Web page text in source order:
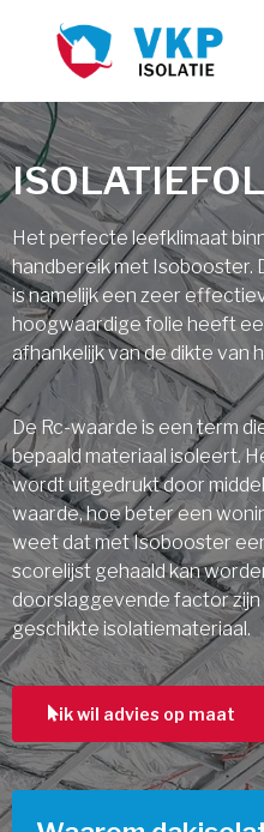
Het perfecte leefklimaat
handbereik met Isobooster.
is namelijk een zeer
hoogwaardige folie heeft
afhankelijk van de dikte van
De Rc-waarde is een term
bepaald materiaal isoleert.
wordt uitgedrukt door
waarde, hoe beter een
weet dat met Isobooster
scorelijst gehaald kan
doorslaggevende factor
geschikte isolatiemateriaal.
ik wil advies op maat